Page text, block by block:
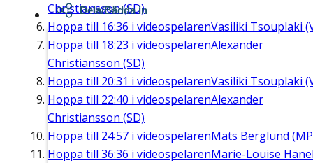
Christiansson (SD)
Hoppa till 16:36 i videospelarenVasiliki Tsouplaki
Hoppa till 18:23 i videospelarenAlexander
Christiansson (SD)
Hoppa till 20:31 i videospelarenVasiliki Tsouplaki
Hoppa till 22:40 i videospelarenAlexander
Christiansson (SD)
Hoppa till 24:57 i videospelarenMats Berglund
Hoppa till 36:36 i videospelarenMarie-Louise
Dela/Bädda in